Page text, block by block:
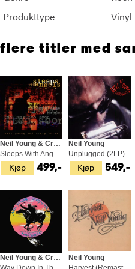
går fra akustiske til det elektriske
som etter mye hardt arbeid ble
Produkttype
Vinyl
flere titler med
Kjøp
Neil Young & Crazy Horse
Sleeps With Angels (2LP)
499,- Kjøp
Neil Young
Unplugged (2LP)
549,-
Neil Young & Crazy Horse
Neil Young